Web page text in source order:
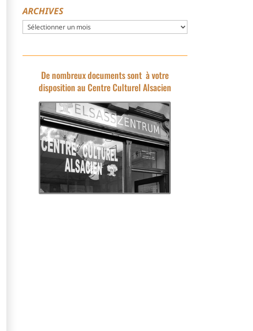
ARCHIVES
Archives
De nombreux documents sont à votre
disposition au Centre Culturel Alsacien